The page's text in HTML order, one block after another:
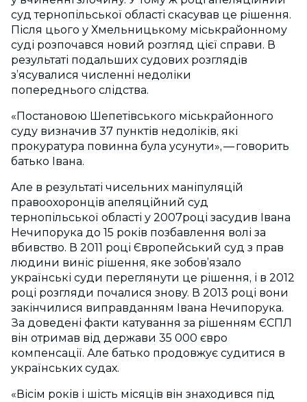
суд тернопільської області скасував це рішення.
Після цього у Хмельницькому міськрайонному
суді розпочався новий розгляд цієї справи. В
результаті подальших судових розглядів
з’ясувалися численні недоліки
попереднього слідства.
«Постановою Шепетівського міськрайонного
суду визначив 37 пунктів недоліків, які
прокуратура повинна була усунути», — говорить
батько Івана.
Але в результаті чисельних маніпуляцій
правоохоронців апеляційний суд
тернопільської області у 2007році засудив Івана
Нечипорука до 15 років позбавлення волі за
вбивство. В 2011 році Європейський суд з прав
людини виніс рішення, яке зобов’язало
українські суди переглянути це рішення, і в 2012
році розгляди почалися знову. В 2013 році вони
закінчилися виправданням Івана Нечипорука.
За доведені факти катування за рішенням ЄСПЛ
він отримав від держави 35 000 євро
компенсації. Але батько продовжує судитися в
українських судах.
«Вісім років і шість місяців він знаходився під